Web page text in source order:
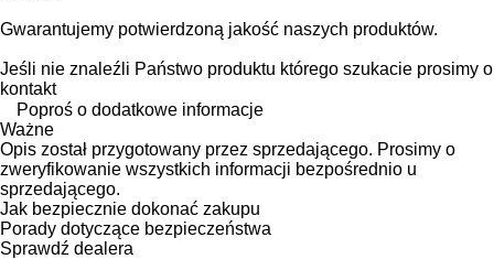
Gwarantujemy potwierdzoną jakość naszych produktów.
Jeśli nie znaleźli Państwo produktu którego szukacie prosimy o
kontakt
Poproś o dodatkowe informacje
Ważne
Opis został przygotowany przez sprzedającego. Prosimy o
zweryfikowanie wszystkich informacji bezpośrednio u
sprzedającego.
Jak bezpiecznie dokonać zakupu
Porady dotyczące bezpieczeństwa
Sprawdź dealera